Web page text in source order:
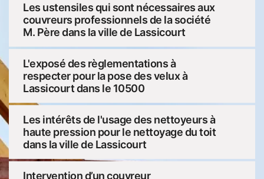
Les ustensiles qui sont nécessaires aux
couvreurs professionnels de la société
M. Père dans la ville de Lassicourt
L'exposé des règlementations à
respecter pour la pose des velux à
Lassicourt dans le 10500
Les intérêts de l'usage des nettoyeurs à
haute pression pour le nettoyage du toit
dans la ville de Lassicourt
Intervention d’un couvreur